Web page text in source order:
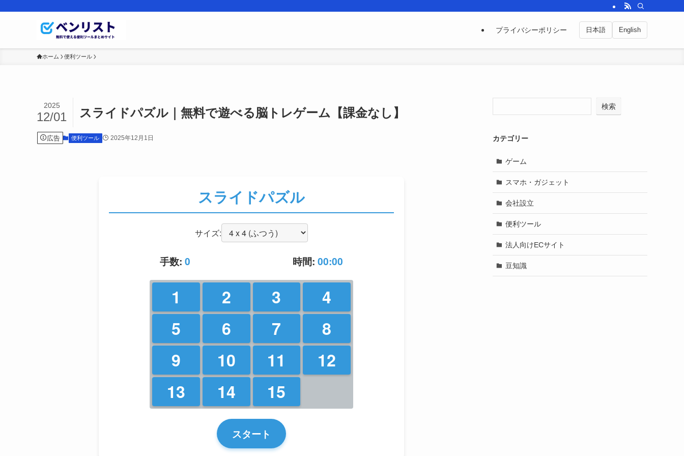
プライバシーポリシー 日本語 English
ホーム 便利ツール
スライドパズル｜無料で遊べる脳トレゲーム【課金なし】
2025
12/01
広告 便利ツール 2025年12月1日
スライドパズル
サイズ:
手数:0 時間: 00:00
1 2 3
4
5
6 7
8
9
10 11
12
13
14 15
スタート
00:00
検索
カテゴリー
ゲーム
スマホ・ガジェット
会社設立
便利ツール
法人向けECサイト
豆知識